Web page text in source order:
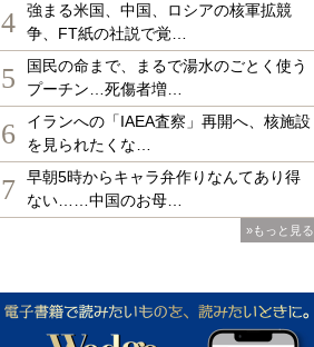
4
強まる米国、中国、ロシアの核軍拡競
争、FT紙の社説で覚…
5
国民の命まで、まるで湯水のごとく使う
プーチン…死傷者増…
6
イランへの「IAEA査察」再開へ、核施設
を見られたくな…
7
早朝5時からキャラ弁作りなんてあり得
ない……中国のお母…
»もっと見る